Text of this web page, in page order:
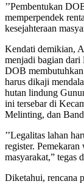
’’Pembentukan
memperpendek
kesejahteraan
Kendati demikian,
menjadi bagian dari
DOB
harus dikaji
hutan lindung
ini tersebar di
Melinting, dan
’’Legalitas lahan
register.
masyarakat,” tegas
Diketahui, rencana